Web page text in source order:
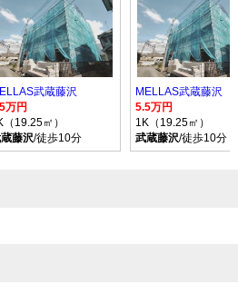
武蔵藤沢
万円
（19.25㎡）
藤沢/徒歩10分
MELLAS武蔵藤沢
5.5万円
1K（19.25㎡）
武蔵藤沢/徒歩10分